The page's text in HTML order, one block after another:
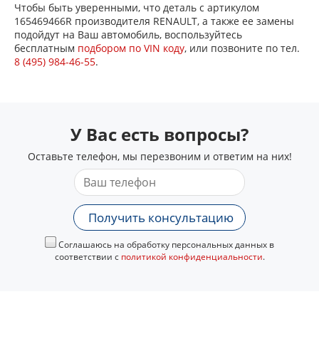
Чтобы быть уверенными, что деталь с артикулом
165469466R производителя RENAULT, а также ее замены
подойдут на Ваш автомобиль, воспользуйтесь
бесплатным подбором по VIN коду, или позвоните по тел.
8 (495) 984-46-55.
У Вас есть вопросы?
Оставьте телефон, мы перезвоним и ответим на них!
Получить консультацию
Соглашаюсь на обработку персональных данных в
соответствии с политикой конфиденциальности.